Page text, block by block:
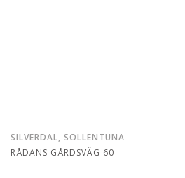
SILVERDAL, SOLLENTUNA
RÅDANS GÅRDSVÄG 60